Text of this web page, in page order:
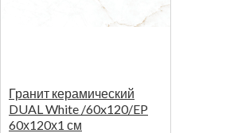
Гранит керамический
DUAL White /60x120/EP
60х120х1 см